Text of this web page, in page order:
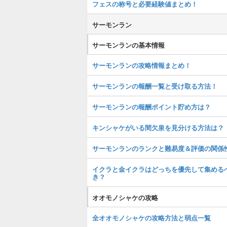
フェスの称号と必要経験値まとめ！
サーモンラン
サーモンランの基本情報
サーモンランの攻略情報まとめ！
サーモンランの報酬一覧と受け取る方法！
サーモンランの報酬ポイント貯め方は？
キンシャケがいる間欠泉を見分ける方法は？
サーモンランのランクと難易度＆評価の関係
イクラと金イクラはどっちを優先して集める
き？
オオモノシャケの攻略
全オオモノシャケの攻略方法と弱点一覧